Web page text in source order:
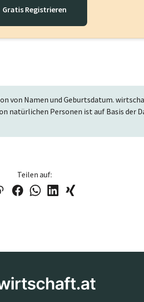
Gratis Registrieren
von Namen und Geburtsdatum.
Personen ist auf Basis der
Teilen auf: